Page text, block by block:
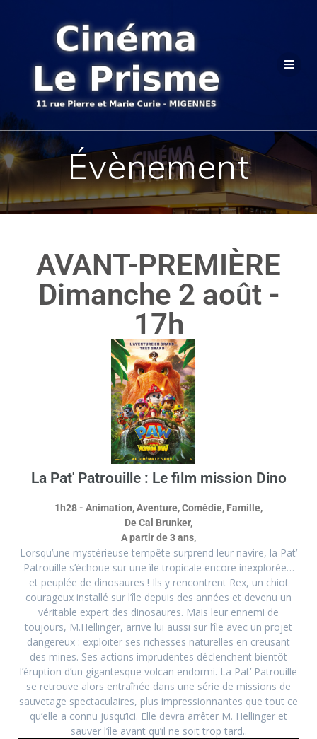
Évènement
AVANT-PREMIÈRE
Dimanche 2 août -
17h
La Pat' Patrouille : Le film mission Dino
1h28 - Animation, Aventure, Comédie, Famille,
De Cal Brunker,
A partir de 3 ans,
Lorsqu’une mystérieuse tempête surprend leur navire, la Pat’
Patrouille s’échoue sur une île tropicale encore inexplorée…
et peuplée de dinosaures ! Ils y rencontrent Rex, un chiot
courageux installé sur l’île depuis des années et devenu un
véritable expert des dinosaures. Mais leur ennemi de
toujours, M.Hellinger, arrive lui aussi sur l’île avec un projet
dangereux : exploiter ses richesses naturelles en creusant
des mines. Ses actions imprudentes déclenchent bientôt
l’éruption d’un gigantesque volcan endormi. La Pat’ Patrouille
se retrouve alors entraînée dans une série de missions de
sauvetage spectaculaires, plus impressionnantes que tout ce
qu’elle a connu jusqu’ici. Elle devra arrêter M. Hellinger et
sauver l’île avant qu’il ne soit trop tard..